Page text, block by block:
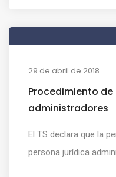
29 de abril de 2018
Procedimiento
administradores
El TS declara que la
persona jurídica